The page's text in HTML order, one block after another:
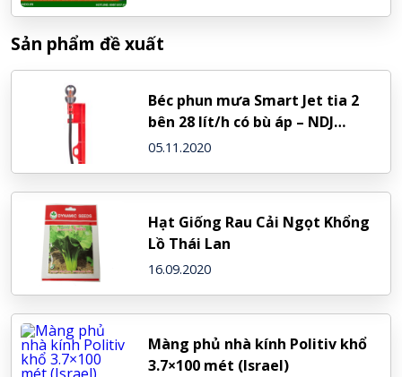
Sản phẩm đề xuất
Béc phun mưa Smart Jet tia 2
bên 28 lít/h có bù áp – NDJ
(Israel)
05.11.2020
Hạt Giống Rau Cải Ngọt Khổng
Lồ Thái Lan
16.09.2020
Màng phủ nhà kính Politiv khổ
3.7×100 mét (Israel)